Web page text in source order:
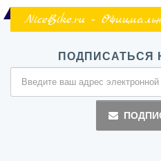
NiceBike.ru -
ПОДПИСАТЬСЯ